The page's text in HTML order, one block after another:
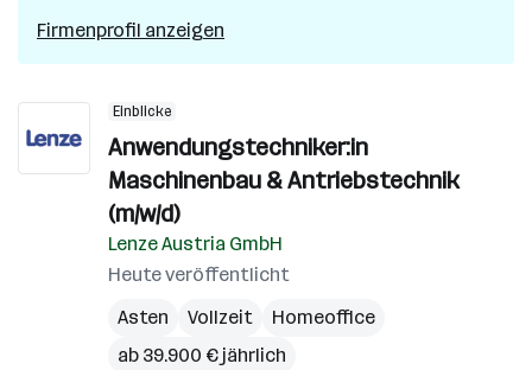
Firmenprofil anzeigen
Einblicke
Anwendungstechniker:in
Maschinenbau & Antriebstechnik
(m/w/d)
Lenze Austria GmbH
Heute veröffentlicht
Asten
Vollzeit
Homeoffice
ab 39.900 € jährlich